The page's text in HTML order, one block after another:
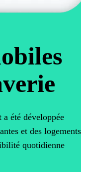
été développée
et des logements
quotidienne